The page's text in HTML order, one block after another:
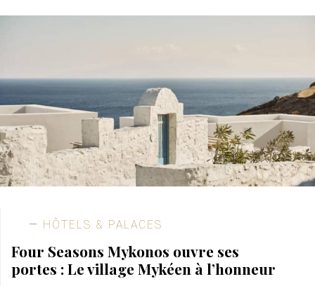
HÔTELS & PALACES
Four Seasons Mykonos ouvre ses
portes : Le village Mykéen à l’honneur